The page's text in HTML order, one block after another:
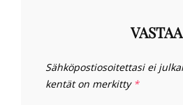
VASTAA
Sähköpostiosoitettasi ei
kentät on merkitty *